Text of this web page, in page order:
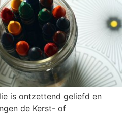
is ontzettend geliefd en
de Kerst- of